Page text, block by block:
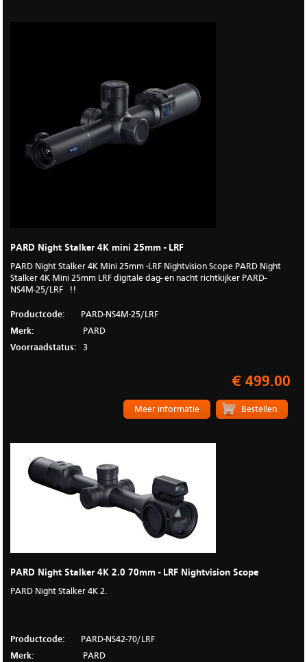
PARD Night Stalker 4K mini 25mm - LRF
PARD Night Stalker 4K Mini 25mm -LRF Nightvision Scope PARD Night
Stalker 4K Mini 25mm LRF digitale dag- en nacht richtkijker PARD-
NS4M-25/LRF !!
Productcode:
PARD-NS4M-25/LRF
Merk:
PARD
Voorraadstatus:
3
€ 499.00
Meer informatie
PARD Night Stalker 4K 2.0 70mm - LRF Nightvision Scope
PARD Night Stalker 4K 2.
Productcode:
PARD-NS42-70/LRF
Merk:
PARD